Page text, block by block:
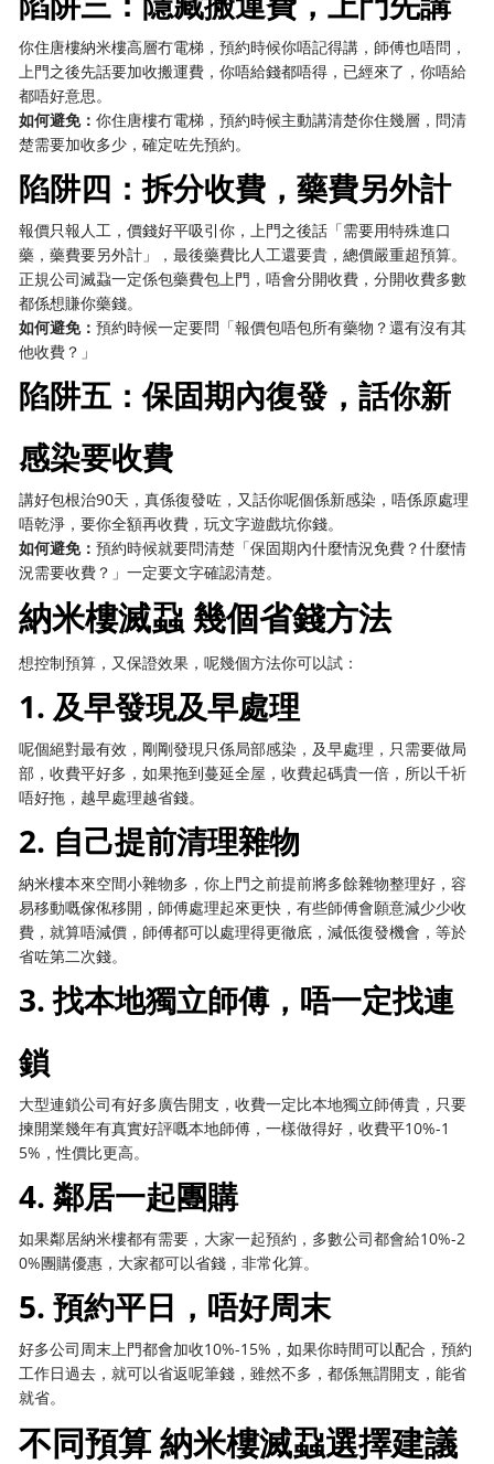
你住唐樓納米樓高層冇電梯，預約時候你唔記得講，師傅也唔問，
上門之後先話要加收搬運費，你唔給錢都唔得，已經來了，你唔給
都唔好意思。
如何避免：你住唐樓冇電梯，預約時候主動講清楚你住幾層，問清
楚需要加收多少，確定咗先預約。
陷阱四：拆分收費，藥費另外計
報價只報人工，價錢好平吸引你，上門之後話「需要用特殊進口
藥，藥費要另外計」，最後藥費比人工還要貴，總價嚴重超預算。
正規公司滅蝨一定係包藥費包上門，唔會分開收費，分開收費多數
都係想賺你藥錢。
如何避免：預約時候一定要問「報價包唔包所有藥物？還有沒有其
他收費？」
陷阱五：保固期內復發，話你新
感染要收費
講好包根治90天，真係復發咗，又話你呢個係新感染，唔係原處理
唔乾淨，要你全額再收費，玩文字遊戲坑你錢。
如何避免：預約時候就要問清楚「保固期內什麼情況免費？什麼情
況需要收費？」一定要文字確認清楚。
納米樓滅蝨 幾個省錢方法
想控制預算，又保證效果，呢幾個方法你可以試：
1. 及早發現及早處理
呢個絕對最有效，剛剛發現只係局部感染，及早處理，只需要做局
部，收費平好多，如果拖到蔓延全屋，收費起碼貴一倍，所以千祈
唔好拖，越早處理越省錢。
2. 自己提前清理雜物
納米樓本來空間小雜物多，你上門之前提前將多餘雜物整理好，容
易移動嘅傢俬移開，師傅處理起來更快，有些師傅會願意減少少收
費，就算唔減價，師傅都可以處理得更徹底，減低復發機會，等於
省咗第二次錢。
3. 找本地獨立師傅，唔一定找連
鎖
大型連鎖公司有好多廣告開支，收費一定比本地獨立師傅貴，只要
揀開業幾年有真實好評嘅本地師傅，一樣做得好，收費平10%-1
5%，性價比更高。
4. 鄰居一起團購
如果鄰居納米樓都有需要，大家一起預約，多數公司都會給10%-2
0%團購優惠，大家都可以省錢，非常化算。
5. 預約平日，唔好周末
好多公司周末上門都會加收10%-15%，如果你時間可以配合，預約
工作日過去，就可以省返呢筆錢，雖然不多，都係無謂開支，能省
就省。
不同預算 納米樓滅蝨選擇建議